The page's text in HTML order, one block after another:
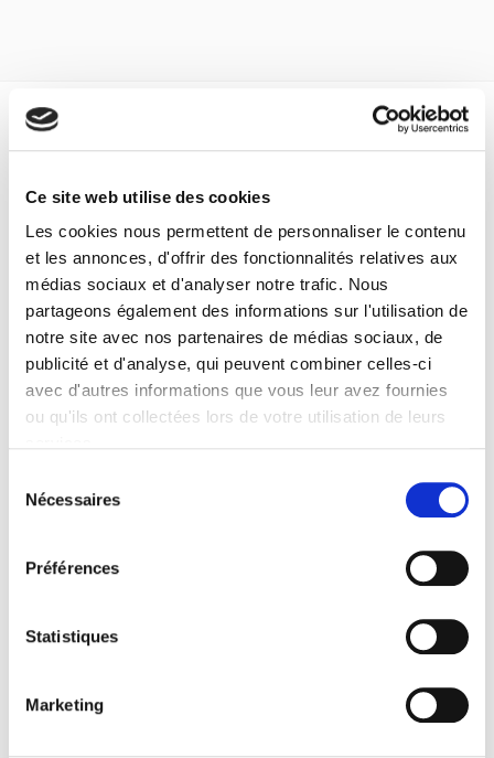
Ce site web utilise des cookies
Les cookies nous permettent de personnaliser le contenu
et les annonces, d'offrir des fonctionnalités relatives aux
médias sociaux et d'analyser notre trafic. Nous
partageons également des informations sur l'utilisation de
notre site avec nos partenaires de médias sociaux, de
publicité et d'analyse, qui peuvent combiner celles-ci
avec d'autres informations que vous leur avez fournies
ou qu'ils ont collectées lors de votre utilisation de leurs
Nécessaires
Préférences
Statistiques
Marketing
Sommaire
Spécifications
Éditeur
Presses de Sciences Po
Auteur
Collection
Académique
français
Enseignement
Sociétés en mouvement
Catégorie (éditeur)